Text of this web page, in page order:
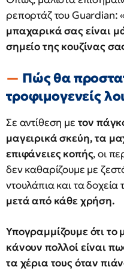
ρεπορτάζ του Guardian:
μπαχαρικά σας είναι
σημείο της κουζίνας
Πώς θα
τροφιμογενείς
Σε αντίθεση με τον
μαγειρικά σκεύη, τα
επιφάνειες κοπής, οι
δεν καθαρίζουμε με
ντουλάπια και τα
μετά από κάθε χρήση.
Υπογραμμίζουμε ότι
κάνουν πολλοί είναι
τα χέρια τους όταν